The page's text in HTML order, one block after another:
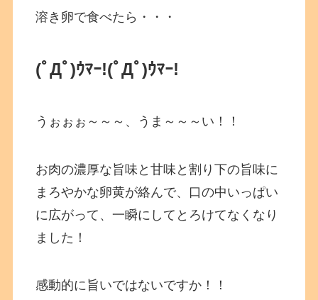
溶き卵で食べたら・・・
(ﾟДﾟ)ｳﾏｰ!(ﾟДﾟ)ｳﾏｰ!
うぉぉぉ～～～、うま～～～い！！
お肉の濃厚な旨味と甘味と割り下の旨味に
まろやかな卵黄が絡んで、口の中いっぱい
に広がって、一瞬にしてとろけてなくなり
ました！
感動的に旨いではないですか！！